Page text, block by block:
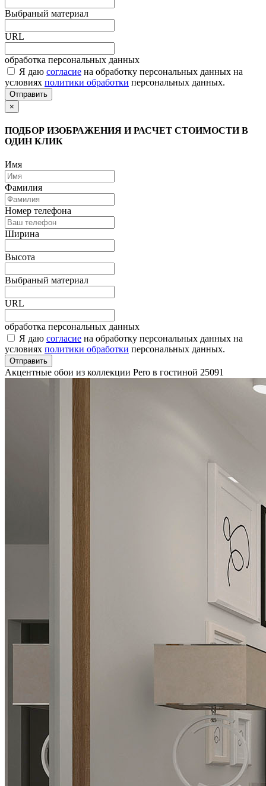
Выбраный материал
URL
обработка персональных данных
Я даю согласие на обработку персональных данных на
условиях политики обработки персональных данных.
Отправить
×
ПОДБОР ИЗОБРАЖЕНИЯ И РАСЧЕТ СТОИМОСТИ В
ОДИН КЛИК
Имя
Фамилия
Номер телефона
Ширина
Высота
Выбраный материал
URL
обработка персональных данных
Я даю согласие на обработку персональных данных на
условиях политики обработки персональных данных.
Отправить
Акцентные обои из коллекции Pero в гостиной 25091